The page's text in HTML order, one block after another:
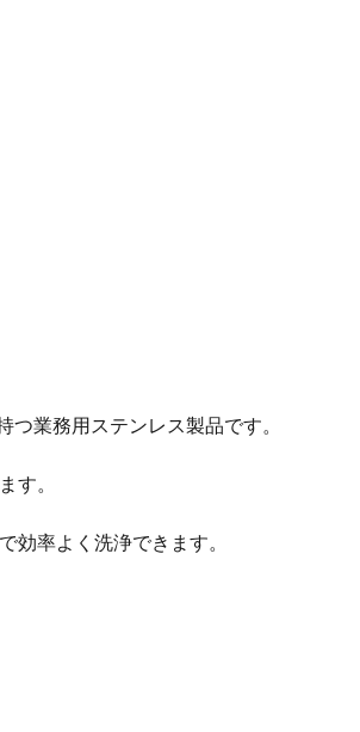
業務用ステンレス製品です。
す。
効率よく洗浄できます。